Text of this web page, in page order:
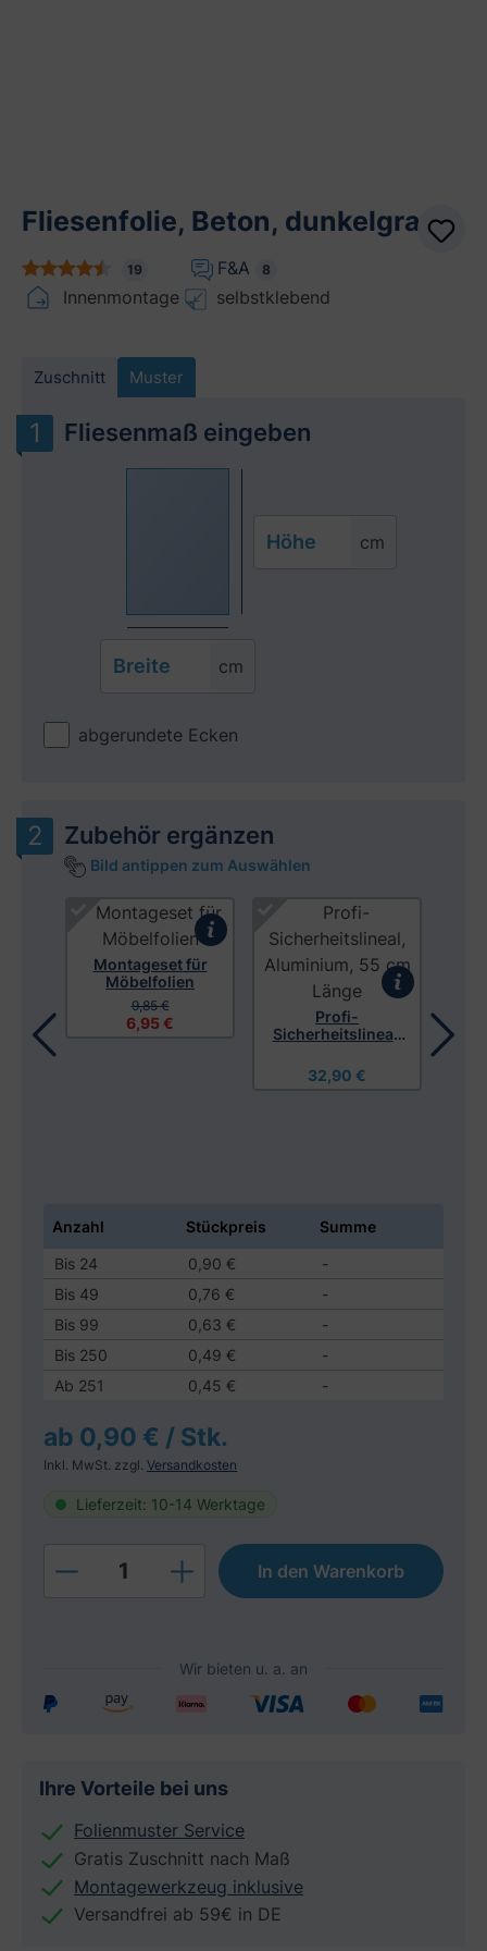
Fliesenfolie, Beton, dunkelgrau
19 F&A 8
Innenmontage selbstklebend
Zuschnitt Muster
Fliesenmaß eingeben
Höhe cm
Breite cm
abgerundete Ecken
Zubehör ergänzen
Bild antippen zum Auswählen
Montageset für
Möbelfolien
6,95 €
9,85 €
Profi-
Sicherheitslineal,
Länge
32,90 €
Anzahl Stückpreis
Summe
Bis 24 0,90 €
-
Bis 49 0,76 €
-
Bis 99 0,63 €
-
Bis 250 0,49 €
-
Ab 251 0,45 € -
ab 0,90 € / Stk.
Inkl. MwSt. zzgl. Versandkosten
Lieferzeit: 10-14 Werktage
Produkt Anzahl: Gib denIn den Warenkorb
Ihre Vorteile bei uns
Folienmuster Service
Gratis Zuschnitt nach Maß
Montagewerkzeug inklusive
Versandfrei ab 59€ in DE